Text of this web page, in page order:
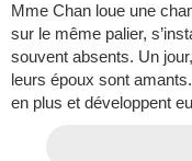
Mme Chan loue une
sur le même palier,
souvent absents. Un
leurs époux sont
en plus et développent